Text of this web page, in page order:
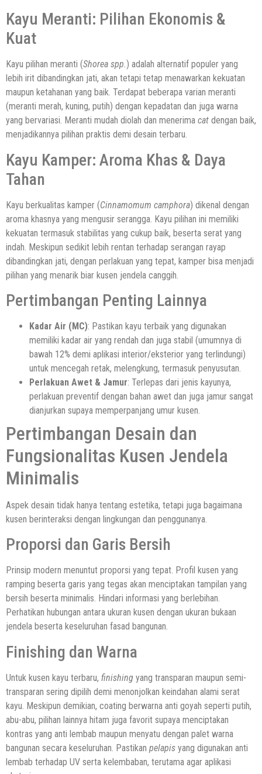
Kayu Meranti: Pilihan Ekonomis &
Kuat
Kayu pilihan meranti (Shorea spp.) adalah alternatif populer yang
lebih irit dibandingkan jati, akan tetapi tetap menawarkan kekuatan
maupun ketahanan yang baik. Terdapat beberapa varian meranti
(meranti merah, kuning, putih) dengan kepadatan dan juga warna
yang bervariasi. Meranti mudah diolah dan menerima cat dengan baik,
menjadikannya pilihan praktis demi desain terbaru.
Kayu Kamper: Aroma Khas & Daya
Tahan
Kayu berkualitas kamper (Cinnamomum camphora) dikenal dengan
aroma khasnya yang mengusir serangga. Kayu pilihan ini memiliki
kekuatan termasuk stabilitas yang cukup baik, beserta serat yang
indah. Meskipun sedikit lebih rentan terhadap serangan rayap
dibandingkan jati, dengan perlakuan yang tepat, kamper bisa menjadi
pilihan yang menarik biar kusen jendela canggih.
Pertimbangan Penting Lainnya
Kadar Air (MC): Pastikan kayu terbaik yang digunakan
memiliki kadar air yang rendah dan juga stabil (umumnya di
bawah 12% demi aplikasi interior/eksterior yang terlindungi)
untuk mencegah retak, melengkung, termasuk penyusutan.
Perlakuan Awet & Jamur: Terlepas dari jenis kayunya,
perlakuan preventif dengan bahan awet dan juga jamur sangat
dianjurkan supaya memperpanjang umur kusen.
Pertimbangan Desain dan
Fungsionalitas Kusen Jendela
Minimalis
Aspek desain tidak hanya tentang estetika, tetapi juga bagaimana
kusen berinteraksi dengan lingkungan dan penggunanya.
Proporsi dan Garis Bersih
Prinsip modern menuntut proporsi yang tepat. Profil kusen yang
ramping beserta garis yang tegas akan menciptakan tampilan yang
bersih beserta minimalis. Hindari informasi yang berlebihan.
Perhatikan hubungan antara ukuran kusen dengan ukuran bukaan
jendela beserta keseluruhan fasad bangunan.
Finishing dan Warna
Untuk kusen kayu terbaru, finishing yang transparan maupun semi-
transparan sering dipilih demi menonjolkan keindahan alami serat
kayu. Meskipun demikian, coating berwarna anti goyah seperti putih,
abu-abu, pilihan lainnya hitam juga favorit supaya menciptakan
kontras yang anti lembab maupun menyatu dengan palet warna
bangunan secara keseluruhan. Pastikan pelapis yang digunakan anti
lembab terhadap UV serta kelembaban, terutama agar aplikasi